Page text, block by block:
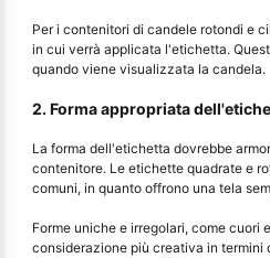
Per i contenitori di candele rotondi e
in cui verrà applicata l'etichetta.
quando viene visualizzata la candela.
2. Forma appropriata
La forma dell'etichetta dovrebbe
contenitore. Le etichette quadrate e
comuni, in quanto offrono una tela
Forme uniche e irregolari, come cuori
considerazione più creativa in termini